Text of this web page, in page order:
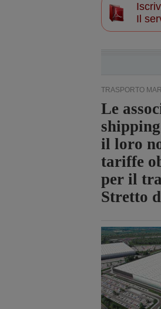
Il
TRASPORTO
Le
il loro
tariffe
per il
Stretto